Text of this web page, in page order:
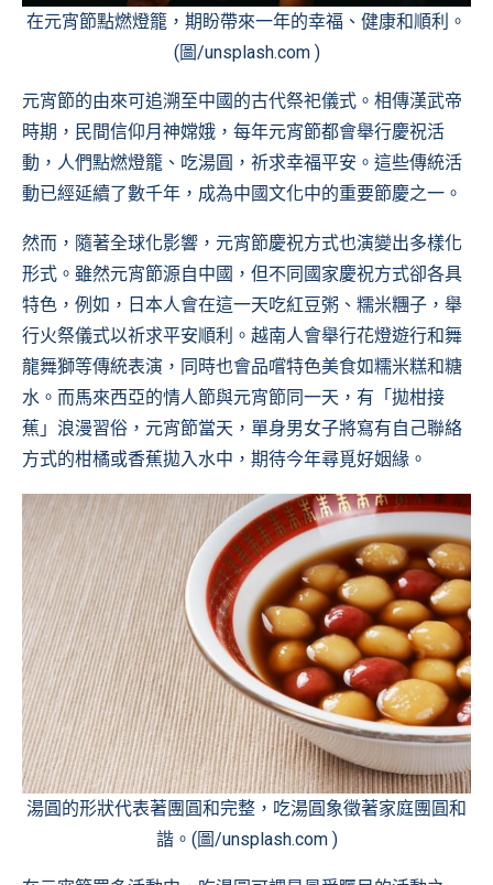
在元宵節點燃燈籠，期盼帶來一年的幸福、健康和順利。
(圖/unsplash.com )
元宵節的由來可追溯至中國的古代祭祀儀式。相傳漢武帝
時期，民間信仰月神嫦娥，每年元宵節都會舉行慶祝活
動，人們點燃燈籠、吃湯圓，祈求幸福平安。這些傳統活
動已經延續了數千年，成為中國文化中的重要節慶之一。
然而，隨著全球化影響，元宵節慶祝方式也演變出多樣化
形式。雖然元宵節源自中國，但不同國家慶祝方式卻各具
特色，例如，日本人會在這一天吃紅豆粥、糯米糰子，舉
行火祭儀式以祈求平安順利。越南人會舉行花燈遊行和舞
龍舞獅等傳統表演，同時也會品嚐特色美食如糯米糕和糖
水。而馬來西亞的情人節與元宵節同一天，有「拋柑接
蕉」浪漫習俗，元宵節當天，單身男女子將寫有自己聯絡
方式的柑橘或香蕉拋入水中，期待今年尋覓好姻緣。
湯圓的形狀代表著團圓和完整，吃湯圓象徵著家庭團圓和
諧。(圖/unsplash.com )